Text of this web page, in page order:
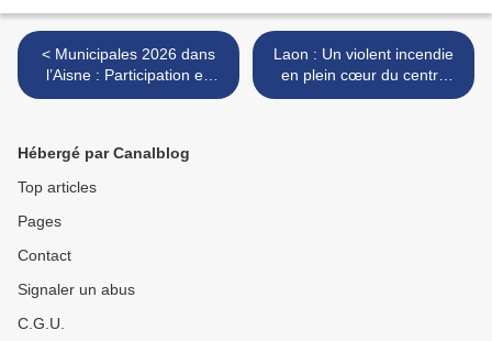
< Municipales 2026 dans
l’Aisne : Participation en
hausse, bascules majeures
Laon : Un violent incendie
en plein cœur du centre
historique, une personne
Hébergé par Canalblog
Top articles
Pages
Contact
Signaler un abus
C.G.U.